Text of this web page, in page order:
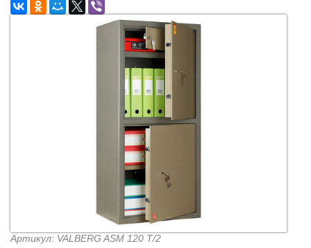
Артикул: VALBERG ASM 120 T/2